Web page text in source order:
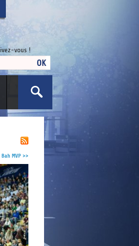
vous !
MVP >>